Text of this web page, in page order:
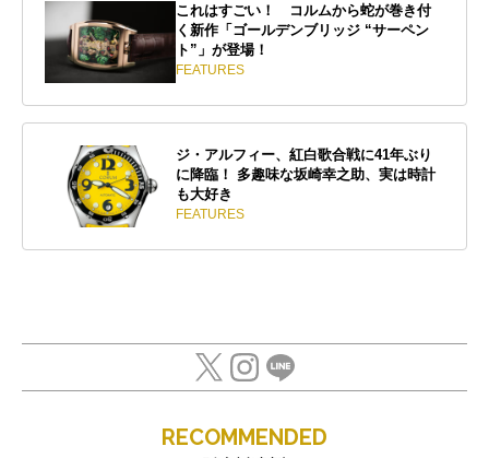
これはすごい！ コルムから蛇が巻き付
く新作「ゴールデンブリッジ “サーペン
ト”」が登場！
FEATURES
ジ・アルフィー、紅白歌合戦に41年ぶり
に降臨！ 多趣味な坂崎幸之助、実は時計
も大好き
FEATURES
RECOMMENDED